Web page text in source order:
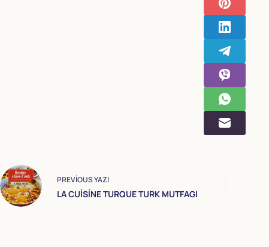
PREVIOUSYAZI
LA CUİSİNE TURQUE TURK MUTFAGI